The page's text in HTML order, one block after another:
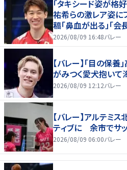
「タキシード姿が格
祐希らの激レア姿
稿「鼻血が出る」「
好いい」
2026/08/09 16:48バレー
【バレー】「目の保養
がみつく愛犬抱いて
2026/08/09 12:12バレー
【バレー】アルテミ
ティブに 余市でサ
2026/08/09 06:00バレー